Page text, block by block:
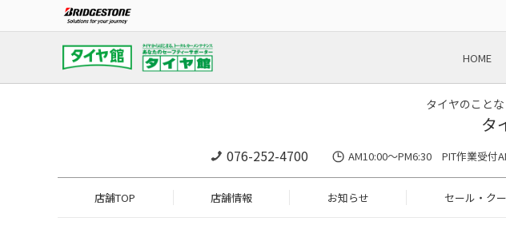
HOME
タイヤのこと
タ
076-252-4700 AM10:00～PM6:30 PIT作業受付
店舗TOP 店舗情報 お知らせ セール・ク